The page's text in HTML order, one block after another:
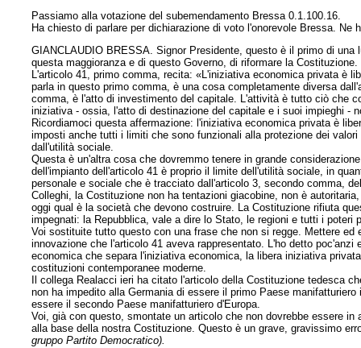
Passiamo alla votazione del subemendamento Bressa 0.1.100.16.
Ha chiesto di parlare per dichiarazione di voto l'onorevole Bressa. Ne
GIANCLAUDIO BRESSA. Signor Presidente, questo è il primo di
questa maggioranza e di questo Governo, di riformare la Costituzione.
L'articolo 41, primo comma, recita: «L'iniziativa economica privata è
parla in questo primo comma, è una cosa completamente diversa
comma, è l'atto di investimento del capitale. L'attività è tutto ciò che
iniziativa - ossia, l'atto di destinazione del capitale e i suoi impieghi -
Ricordiamoci questa affermazione: l'iniziativa economica privata è
imposti anche tutti i limiti che sono funzionali alla protezione dei
dall'utilità sociale.
Questa è un'altra cosa che dovremmo tenere in grande
dell'impianto dell'articolo 41 è proprio il limite dell'utilità sociale, in
personale e sociale che è tracciato dall'articolo 3, secondo comma,
Colleghi, la Costituzione non ha tentazioni giacobine, non è
oggi qual è la società che devono costruire. La Costituzione rifiuta
impegnati: la Repubblica, vale a dire lo Stato, le regioni e tutti i
Voi sostituite tutto questo con una frase che non si regge. Mettere
innovazione che l'articolo 41 aveva rappresentato. L'ho detto
economica che separa l'iniziativa economica, la libera iniziativa
costituzioni contemporanee moderne.
Il collega Realacci ieri ha citato l'articolo della Costituzione tedesca
non ha impedito alla Germania di essere il primo Paese
essere il secondo Paese manifatturiero d'Europa.
Voi, già con questo, smontate un articolo che non dovrebbe essere
alla base della nostra Costituzione. Questo è un grave, gravissimo
gruppo Partito Democratico).